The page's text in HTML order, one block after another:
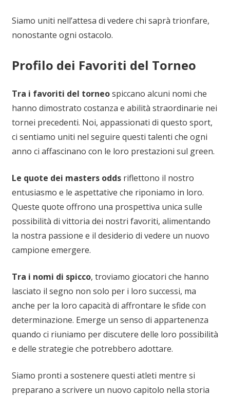
Siamo uniti nell’attesa di vedere chi saprà trionfare,
nonostante ogni ostacolo.
Profilo dei Favoriti del Torneo
Tra i favoriti del torneospiccano alcuni nomi che
hanno dimostrato costanza e abilità straordinarie nei
tornei precedenti. Noi, appassionati di questo sport,
ci sentiamo uniti nel seguire questi talenti che ogni
anno ci affascinano con le loro prestazioni sul green.
Le quote dei masters oddsriflettono il nostro
entusiasmo e le aspettative che riponiamo in loro.
Queste quote offrono una prospettiva unica sulle
possibilità di vittoria dei nostri favoriti, alimentando
la nostra passione e il desiderio di vedere un nuovo
campione emergere.
Tra i nomi di spicco, troviamo giocatori che hanno
lasciato il segno non solo per i loro successi, ma
anche per la loro capacità di affrontare le sfide con
determinazione. Emerge un senso di appartenenza
quando ci riuniamo per discutere delle loro possibilità
e delle strategie che potrebbero adottare.
Siamo pronti a sostenere questi atleti mentre si
preparano a scrivere un nuovo capitolo nella storia